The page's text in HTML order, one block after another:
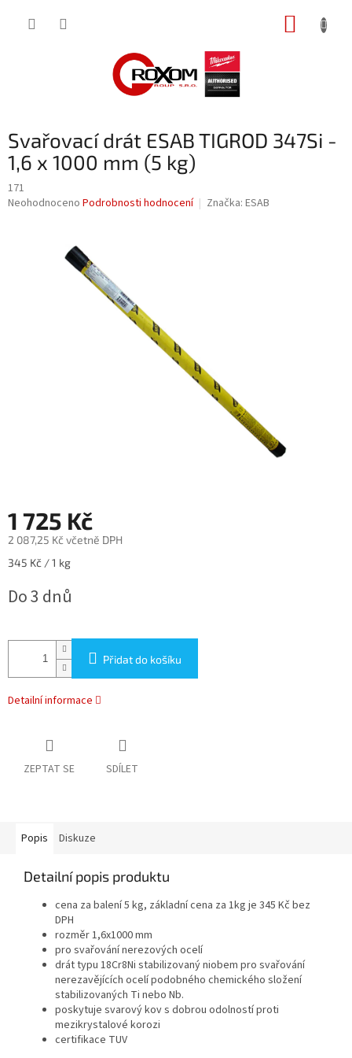
Svařovací drát ESAB TIGROD 347Si -
1,6 x 1000 mm (5 kg)
171
Průměrné
Neohodnoceno Podrobnosti hodnocení Značka: ESAB
1 725 Kč
2 087,25 Kč včetně DPH
Měrná
345 Kč / 1 kg
Do 3 dnů
Přidat do košíku
Detailní informace
ZEPTAT SE SDÍLET
Popis Diskuze
Detailní popis produktu
cena za balení 5 kg, základní cena za 1kg je 345 Kč bez
DPH
rozměr 1,6x1000 mm
pro svařování nerezových ocelí
drát typu 18Cr8Ni stabilizovaný niobem pro svařování
nerezavějících ocelí podobného chemického složení
stabilizovaných Ti nebo Nb.
poskytuje svarový kov s dobrou odolností proti
mezikrystalové korozi
certifikace TUV